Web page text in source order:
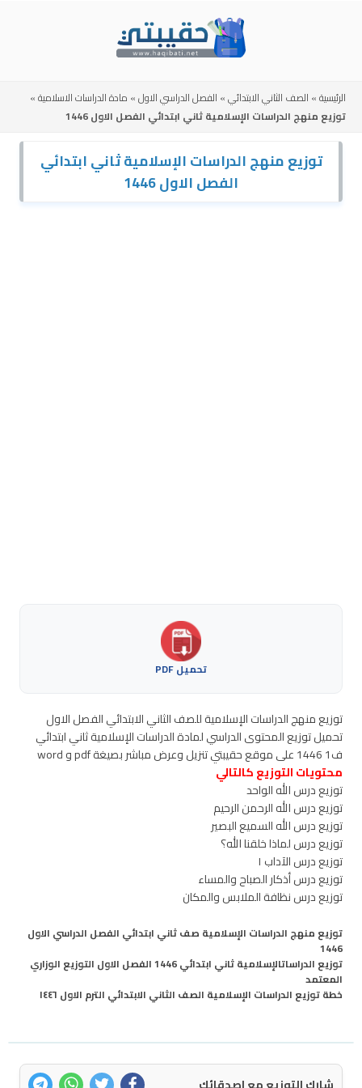
الرئيسية» الصف الثاني الابتدائي» الفصل الدراسي الاول» مادة الدراسات الاسلامية»
توزيع منهج الدراسات الإسلامية ثاني ابتدائي الفصل الاول 1446
توزيع منهج الدراسات الإسلامية ثاني ابتدائي
الفصل الاول 1446
تحميل PDF
توزيع منهج الدراسات الإسلامية للصف الثاني الابتدائي الفصل الاول
تحميل توزيع المحتوى الدراسي لمادة الدراسات الإسلامية ثاني ابتدائي
ف1 1446 على موقع حقيبتي تنزيل وعرض مباشر بصيغة pdf و word
محتويات التوزيع كالتالي
توزيع درس الله الواحد
توزيع درس الله الرحمن الرحيم
توزيع درس الله السميع البصير
توزيع درس لماذا خلقنا الله؟
توزيع درس الآداب ١
توزيع درس أذكار الصباح والمساء
توزيع درس نظافة الملابس والمكان
توزيع منهج الدراسات الإسلامية صف ثاني ابتدائي الفصل الدراسي الاول
1446
توزيع الدراساتالإسلامية ثاني ابتدائي 1446 الفصل الاول التوزيع الوزاري
المعتمد
خطة توزيع الدراسات الإسلامية الصف الثاني الابتدائي الترم الاول ١٤٤٦